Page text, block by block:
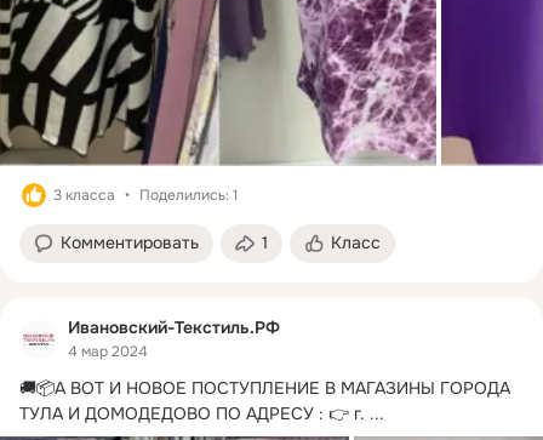
3 класса Поделились: 1
Комментировать 1 Класс
Ивановский-Текстиль.РФ
4 мар 2024
🚚📦А ВОТ И НОВОЕ ПОСТУПЛЕНИЕ В МАГАЗИНЫ ГОРОДА
ТУЛА И ДОМОДЕДОВО ПО АДРЕСУ : 👉 г. ...